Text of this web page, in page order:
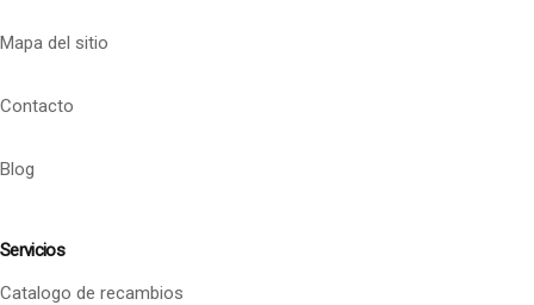
Mapa del sitio
Contacto
Blog
Servicios
Catalogo de recambios